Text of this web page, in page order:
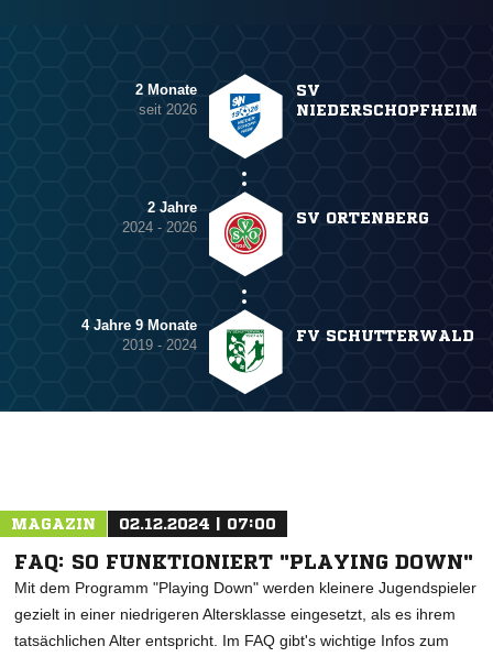
2 Monate
seit 2026
SV
NIEDERSCHOPFHEIM
2 Jahre
2024 - 2026
SV ORTENBERG
4 Jahre 9 Monate
2019 - 2024
FV SCHUTTERWALD
MAGAZIN 02.12.2024 | 07:00
FAQ: SO FUNKTIONIERT "PLAYING DOWN"
Mit dem Programm "Playing Down" werden kleinere Jugendspieler
gezielt in einer niedrigeren Altersklasse eingesetzt, als es ihrem
tatsächlichen Alter entspricht. Im FAQ gibt's wichtige Infos zum